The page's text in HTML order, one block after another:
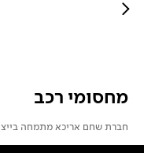
מחסומי רכב
חברת שחם אריכא מתמחה